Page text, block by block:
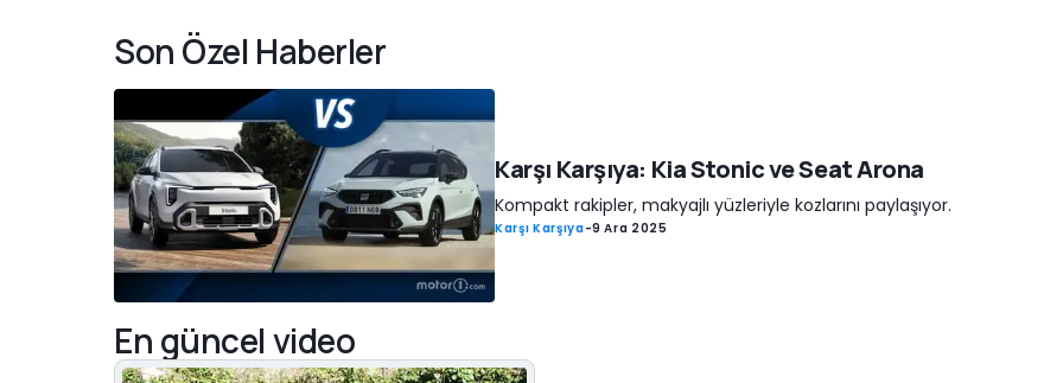
Son Özel Haberler
Karşı Karşıya: Kia Stonic ve Seat Arona
Kompakt rakipler, makyajlı yüzleriyle kozlarını paylaşıyor.
Karşı Karşıya-9 Ara 2025
En güncel video